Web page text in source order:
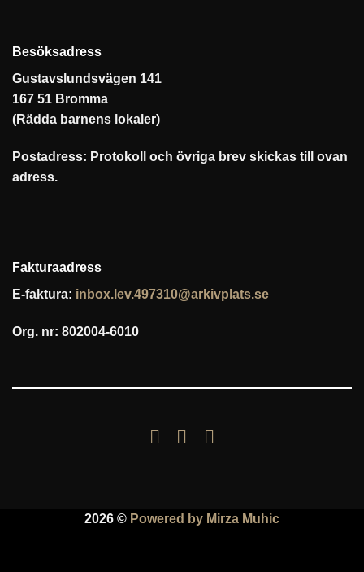
Besöksadress
Gustavslundsvägen 141
167 51 Bromma
(Rädda barnens lokaler)
Postadress: Protokoll och övriga brev skickas till ovan
adress.
Fakturaadress
E-faktura: inbox.lev.497310@arkivplats.se
Org. nr: 802004-6010
2026 © Powered by Mirza Muhic